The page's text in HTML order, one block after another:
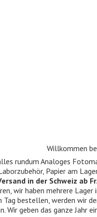
Willkommen
rundum Analoges
Papier am
in der Schweiz ab
wir haben mehrere
bestellen, werden wir
Wir geben das ganze Jahr